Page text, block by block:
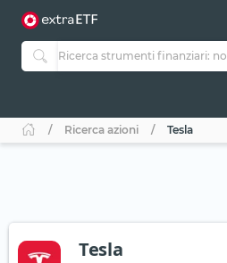
Ricerca azioni Tesla
Tesla